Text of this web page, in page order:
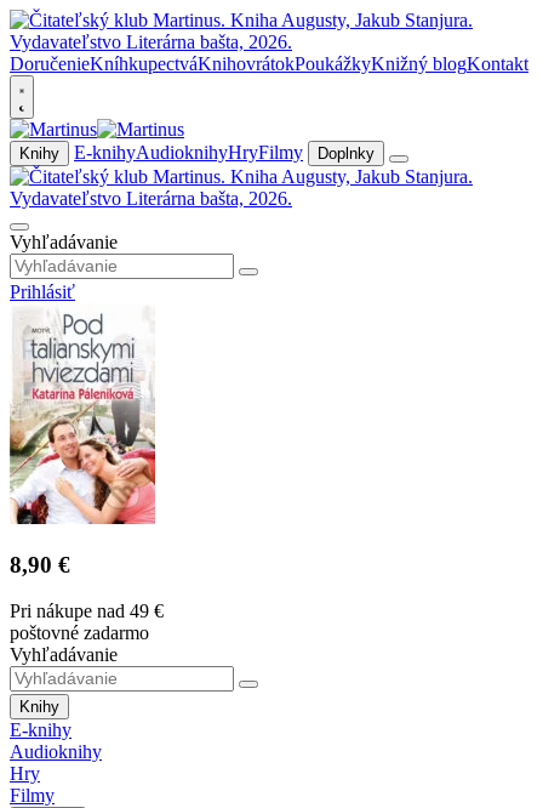
DoručenieKníhkupectváKnihovrátokPoukážkyKnižný blogKontakt
Knihy E-knihyAudioknihyHryFilmy Doplnky
Vyhľadávanie
Prihlásiť
8,90 €
Pri nákupe nad 49 €
poštovné zadarmo
Vyhľadávanie
Knihy
E-knihy
Audioknihy
Hry
Filmy